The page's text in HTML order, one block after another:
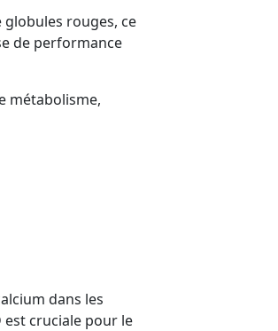
rouges, ce
de performance
métabolisme,
dans les
cruciale pour le